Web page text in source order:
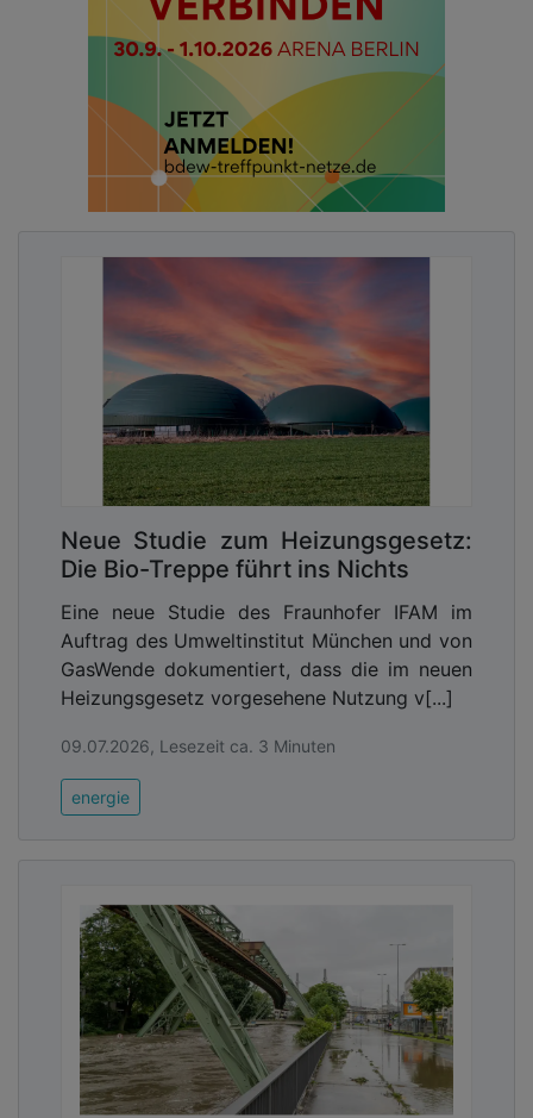
Neue Studie zum Heizungsgesetz:
Die Bio-Treppe führt ins Nichts
Eine neue Studie des Fraunhofer IFAM im
Auftrag des Umweltinstitut München und von
GasWende dokumentiert, dass die im neuen
Heizungsgesetz vorgesehene Nutzung v[...]
09.07.2026, Lesezeit ca. 3 Minuten
energie